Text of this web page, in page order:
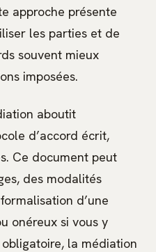
approche présente
les parties et de
souvent mieux
imposées.
aboutit
d’accord écrit,
Ce document peut
des modalités
d’une
onéreux si vous y
la médiation